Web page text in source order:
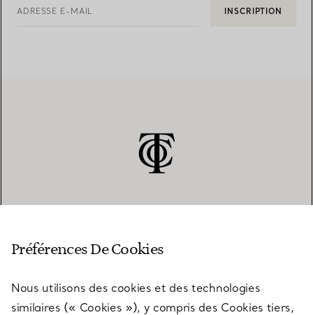
ADRESSE E-MAIL INSCRIPTION
SERVICES
Préférences De Cookies
Nous utilisons des cookies et des technologies
similaires (« Cookies »), y compris des Cookies tiers,